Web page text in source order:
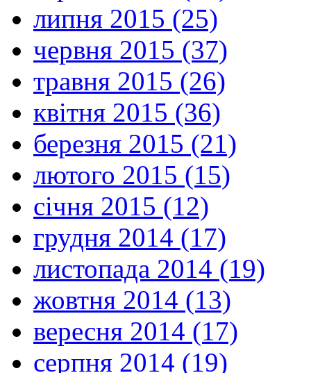
липня 2015 (25)
червня 2015 (37)
травня 2015 (26)
квітня 2015 (36)
березня 2015 (21)
лютого 2015 (15)
січня 2015 (12)
грудня 2014 (17)
листопада 2014 (19)
жовтня 2014 (13)
вересня 2014 (17)
серпня 2014 (19)